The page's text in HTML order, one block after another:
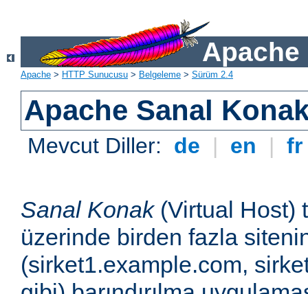
Apache
Apache > HTTP Sunucusu > Belgeleme > Sürüm 2.4
Apache Sanal
Mevcut Diller: de | en |
Sanal Konak(Virtual Host)
üzerinde birden fazla
(sirket1.example.com,